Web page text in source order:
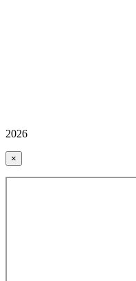
2026
×